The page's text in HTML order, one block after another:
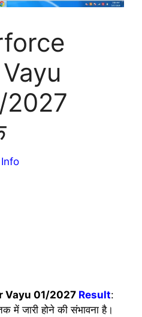
2027
Vayu 01/2027 Result:
में जारी होने की संभावना है।